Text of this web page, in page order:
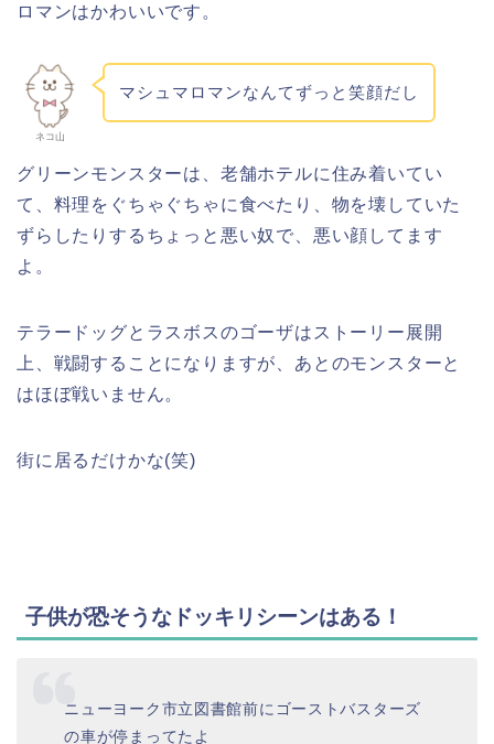
ロマンはかわいいです。
ネコ山
マシュマロマンなんてずっと笑顔だし
グリーンモンスターは、老舗ホテルに住み着いてい
て、料理をぐちゃぐちゃに食べたり、物を壊していた
ずらしたりするちょっと悪い奴で、悪い顔してます
よ。
テラードッグとラスボスのゴーザはストーリー展開
上、戦闘することになりますが、あとのモンスターと
はほぼ戦いません。
街に居るだけかな(笑)
子供が恐そうなドッキリシーンはある！
ニューヨーク市立図書館前にゴーストバスターズ
の車が停まってたよ